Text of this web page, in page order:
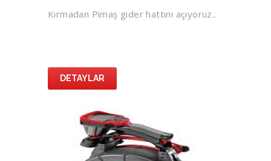
Kırmadan Pimaş gider hattını açıyoruz..
DETAYLAR